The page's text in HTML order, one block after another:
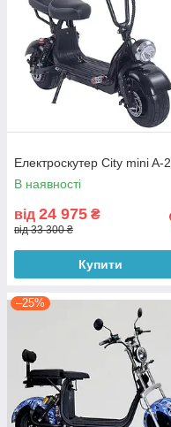
Електроскутер City mini A-2
В наявності
від 24 975 ₴
від 33 300 ₴
Купити
–25%